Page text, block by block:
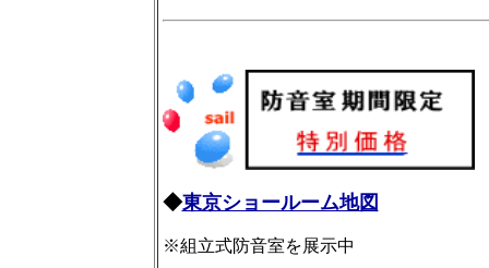
◆東京ショールーム地図
※組立式防音室を展示中